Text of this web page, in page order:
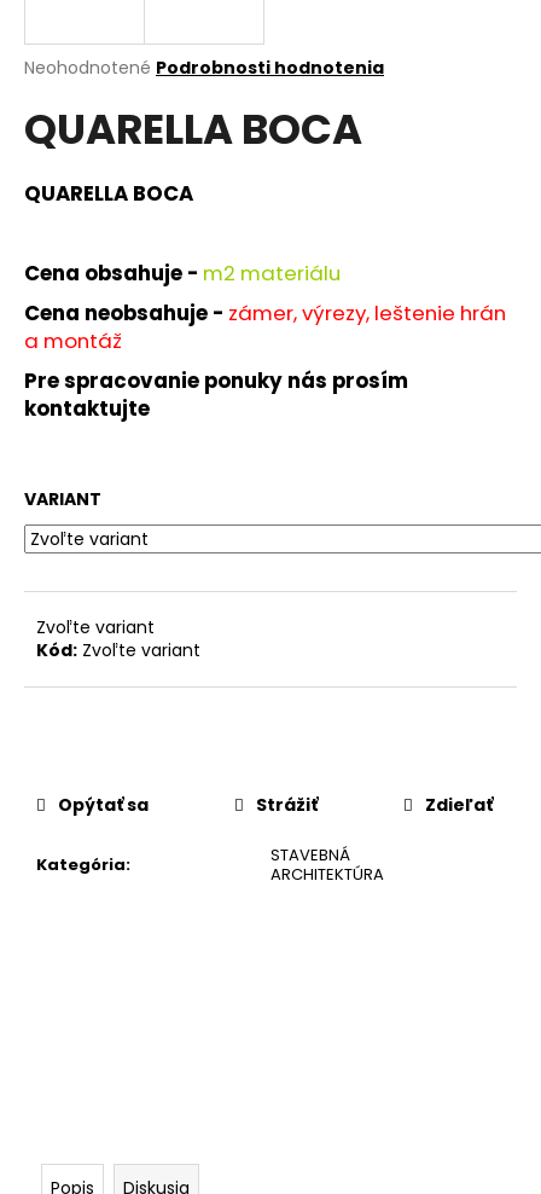
Priemerné
produktu
je
z
5
Neohodnotené Podrobnosti hodnotenia
QUARELLA BOCA
QUARELLA BOCA
Cena obsahuje - m2 materiálu
Cena neobsahuje - zámer, výrezy, leštenie hrán
a montáž
Pre spracovanie ponuky nás prosím
kontaktujte
VARIANT
Zvoľte variant
Kód: Zvoľte variant
Kategória:
STAVEBNÁ
ARCHITEKTÚRA
Opýtať sa Strážiť Zdieľať
Popis Diskusia
j
ť
?
HĽADAŤ
O
d
r
ú
č
m
e